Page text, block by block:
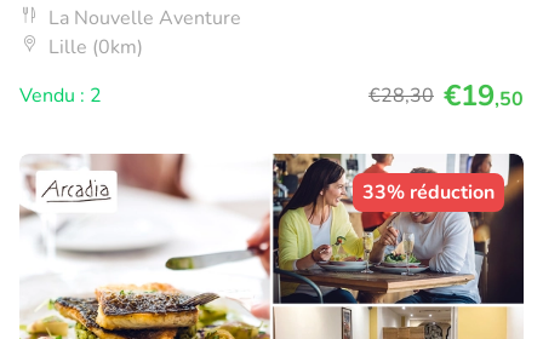
La Nouvelle Aventure
Lille (0km)
Vendu : 2
€28,30 €19,50
33% réduction